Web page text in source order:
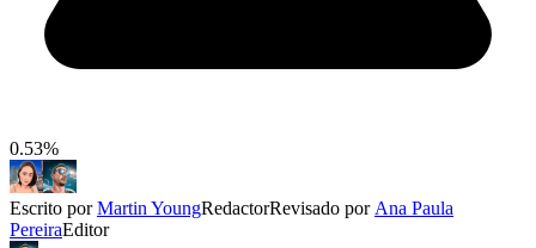
0.53%
Escrito porMartin YoungRedactorRevisado por Ana Paula
PereiraEditor